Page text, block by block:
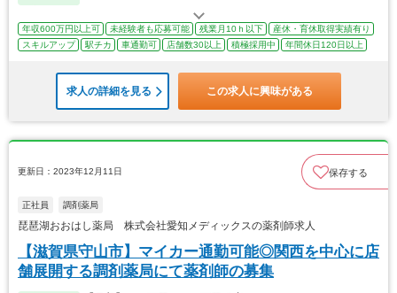
年収600万円以上可 未経験者も応募可能 残業月10ｈ以下
産休・育休取得実績有り
スキルアップ
駅チカ 車通勤可 店舗数30以上 積極採用中 年間休日120日以上
求人の詳細を見る この求人に興味がある
更新日：2023年12月11日 保存する
正社員 調剤薬局
琵琶湖おおはし薬局 株式会社愛知メディックスの薬剤師求人
【滋賀県守山市】マイカー通勤可能◎関西を中心に店
舗展開する調剤薬局にて薬剤師の募集